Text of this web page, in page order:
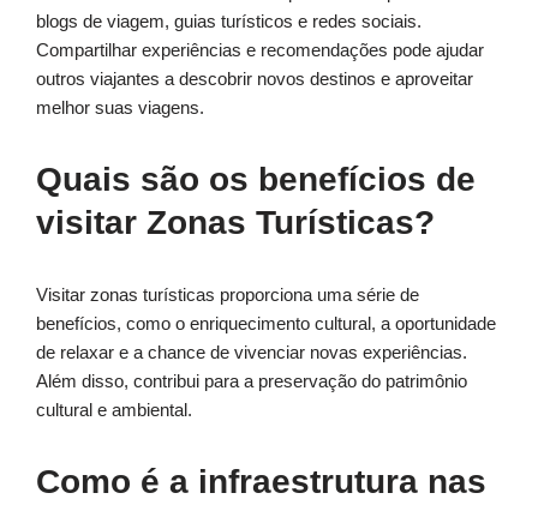
blogs de viagem, guias turísticos e redes sociais.
Compartilhar experiências e recomendações pode ajudar
outros viajantes a descobrir novos destinos e aproveitar
melhor suas viagens.
Quais são os benefícios de
visitar Zonas Turísticas?
Visitar zonas turísticas proporciona uma série de
benefícios, como o enriquecimento cultural, a oportunidade
de relaxar e a chance de vivenciar novas experiências.
Além disso, contribui para a preservação do patrimônio
cultural e ambiental.
Como é a infraestrutura nas